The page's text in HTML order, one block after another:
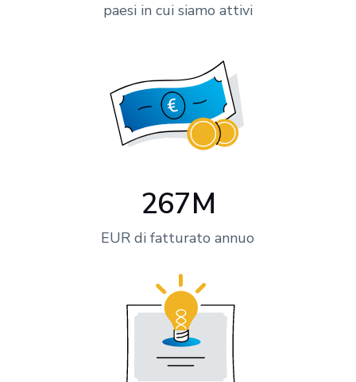
paesi in cui siamo attivi
267M
EUR di fatturato annuo